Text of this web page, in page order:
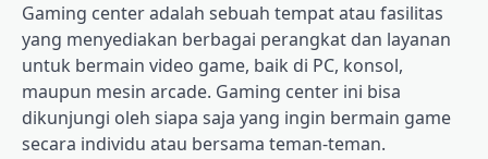
Gaming center adalah sebuah tempat atau fasilitas
yang menyediakan berbagai perangkat dan layanan
untuk bermain video game, baik di PC, konsol,
maupun mesin arcade. Gaming center ini bisa
dikunjungi oleh siapa saja yang ingin bermain game
secara individu atau bersama teman-teman.